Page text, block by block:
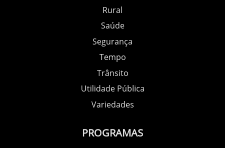
Rural
Saúde
Segurança
Tempo
Trânsito
Utilidade Pública
Variedades
PROGRAMAS